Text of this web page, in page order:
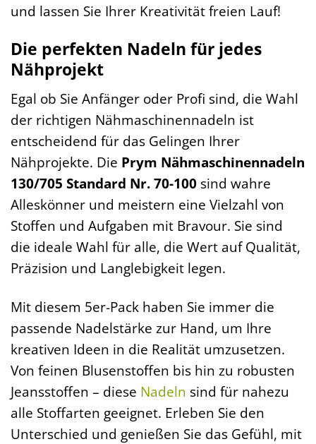
und lassen Sie Ihrer Kreativität freien Lauf!
Die perfekten Nadeln für jedes
Nähprojekt
Egal ob Sie Anfänger oder Profi sind, die Wahl
der richtigen Nähmaschinennadeln ist
entscheidend für das Gelingen Ihrer
Nähprojekte. Die Prym Nähmaschinennadeln
130/705 Standard Nr. 70-100 sind wahre
Alleskönner und meistern eine Vielzahl von
Stoffen und Aufgaben mit Bravour. Sie sind
die ideale Wahl für alle, die Wert auf Qualität,
Präzision und Langlebigkeit legen.
Mit diesem 5er-Pack haben Sie immer die
passende Nadelstärke zur Hand, um Ihre
kreativen Ideen in die Realität umzusetzen.
Von feinen Blusenstoffen bis hin zu robusten
Jeansstoffen – diese Nadeln sind für nahezu
alle Stoffarten geeignet. Erleben Sie den
Unterschied und genießen Sie das Gefühl, mit